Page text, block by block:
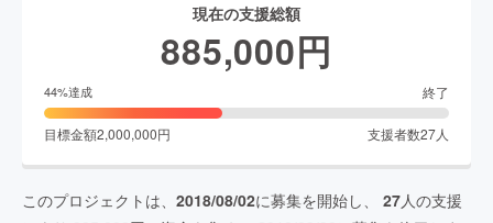
現在の支援総額
885,000円
44%達成 終了
目標金額2,000,000円 支援者数27人
このプロジェクトは、 2018/08/02に募集を開始し、 27人の支援